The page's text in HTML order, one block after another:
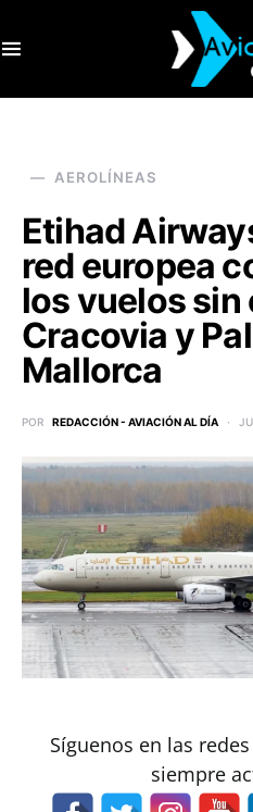
AEROLÍNEAS
Etihad
red europea
los vuelos sin
Cracovia y
Mallorca
POR REDACCIÓN - AVIACIÓN AL DÍA
Síguenos en las
siempre